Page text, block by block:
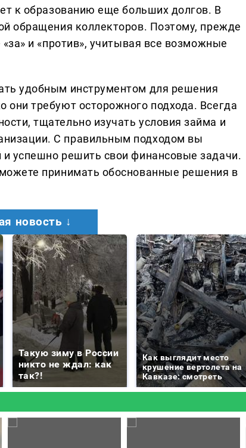
к образованию еще больших долгов. В
обращения коллекторов. Поэтому, прежде
и «против», учитывая все возможные
удобным инструментом для решения
требуют осторожного подхода. Всегда
тщательно изучать условия займа и
С правильным подходом вы
успешно решить свои финансовые задачи.
принимать обоснованные решения в
новость ↓
Такую зиму в России
никто не ждал: как
так?!
Как выглядит место
крушение вертолета на
Кавказе: смотреть